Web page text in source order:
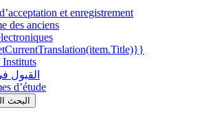
et enregistrement
des anciens
Instituts
القبول
d’étude
البحث